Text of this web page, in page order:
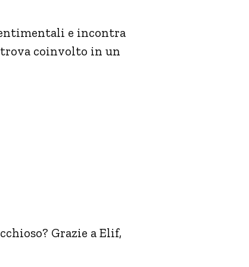
e incontra
coinvolto in un
Grazie a Elif,